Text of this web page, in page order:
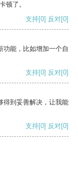
顿了。
支持[0] 反对[0]
功能，比如增加一个自
支持[0] 反对[0]
得到妥善解决，让我能
支持[0] 反对[0]